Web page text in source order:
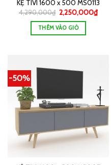
KỆ TIVI 1600 x 500 MS0113
4,290,000₫ 2,250,000₫
THÊM VÀO GIỎ
-50%